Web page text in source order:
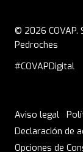
aseguren
Mantén el
4°C y 10°C.
© 2026 COVAP.
Pedroches
#COVAPDigital
Aviso legal
Declaración de
Opciones de